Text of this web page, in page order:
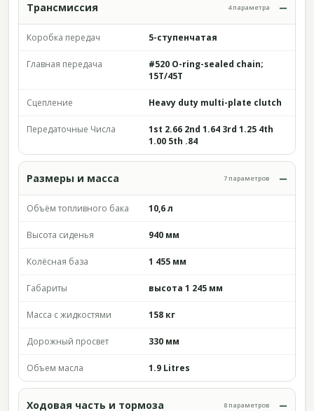
Трансмиссия 4 параметра
Коробка передач 5-ступенчатая
Главная передача
#520 O-ring-sealed chain;
15T/45T
Сцепление Heavy duty multi-plate clutch
Передаточные Числа
1st 2.66 2nd 1.64 3rd 1.25 4th
1.00 5th .84
Размеры и масса 7 параметров
Объём топливного бака 10,6 л
Высота сиденья 940 мм
Колёсная база 1 455 мм
Габариты высота 1 245 мм
Масса с жидкостями 158 кг
Дорожный просвет 330 мм
Объем масла 1.9 Litres
Ходовая часть и тормоза 8 параметров